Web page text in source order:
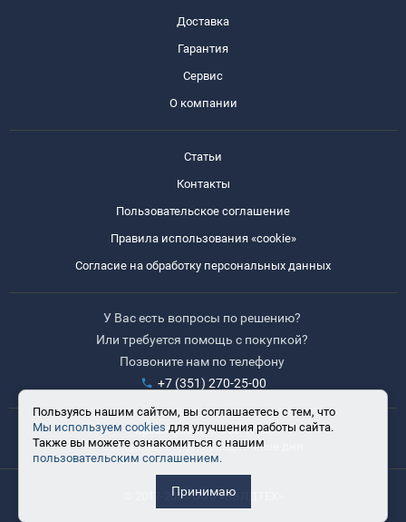
Доставка
Гарантия
Сервис
О компании
Статьи
Контакты
Пользовательское соглашение
Правила использования «cookie»
Согласие на обработку персональных данных
У Вас есть вопросы по решению?
Или требуется помощь с покупкой?
Позвоните нам по телефону
+7 (351) 270-25-00
Время работы: 8:30-17:30
Выходные: сб, вс, праздничные дни
© 2017-2025 ООО «ВЭЛДТЕХ»
Пользуясь нашим сайтом, вы соглашаетесь с тем, что
Мы используем cookies для улучшения работы сайта.
Также вы можете ознакомиться с нашим
пользовательским соглашением.
Принимаю